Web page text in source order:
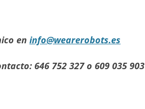
en info@wearerobots.es
646 752 327o 609 035 903